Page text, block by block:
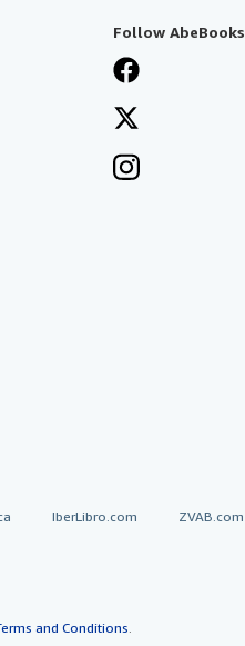
Follow AbeBooks
IberLibro.com ZVAB.com
and Conditions